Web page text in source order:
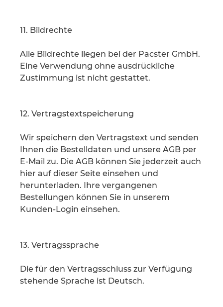
11. Bildrechte
Alle Bildrechte liegen bei der Pacster GmbH.
Eine Verwendung ohne ausdrückliche
Zustimmung ist nicht gestattet.
12. Vertragstextspeicherung
Wir speichern den Vertragstext und senden
Ihnen die Bestelldaten und unsere AGB per
E-Mail zu. Die AGB können Sie jederzeit auch
hier auf dieser Seite einsehen und
herunterladen. Ihre vergangenen
Bestellungen können Sie in unserem
Kunden-Login einsehen.
13. Vertragssprache
Die für den Vertragsschluss zur Verfügung
stehende Sprache ist Deutsch.